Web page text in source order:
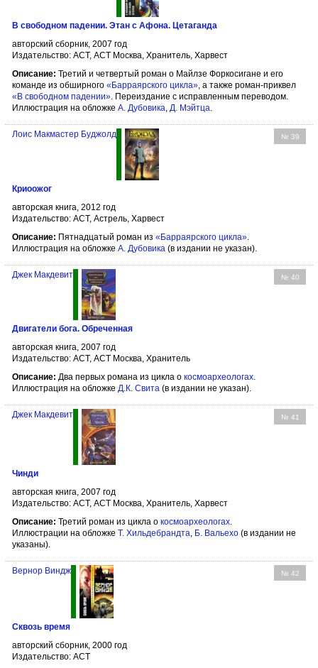
В свободном падении. Этан с Афона. Цетаганда
авторский сборник, 2007 год
Издательство: АСТ, АСТ Москва, Хранитель, Харвест
Описание: Третий и четвертый роман о Майлзе Форкосигане и его
команде из обширного «Барраярского цикла» , а также роман-приквел
«В свободном падении» . Переиздание с исправленным переводом.
Иллюстрация на обложке А. Дубовика Д. Мэйтца
№ 39
Лоис Макмастер Буджолд
Криоожог
авторская книга, 2012 год
Издательство: АСТ, Астрель, Харвест
Описание: Пятнадцатый роман из «Барраярского цикла».
Иллюстрация на обложке А. Дубовика (в издании не указан).
№ 40
Джек Макдевит
Двигатели бога. Обреченная
авторская книга, 2007 год
Издательство: АСТ, АСТ Москва, Хранитель
Описание: Два первых романа из цикла о космоархеологах.
Иллюстрация на обложке Д.К. Свита (в издании не указан).
№ 41
Джек Макдевит
Чинди
авторская книга, 2007 год
Издательство: АСТ, АСТ Москва, Хранитель, Харвест
Описание: Третий роман из цикла о космоархеологах.
Иллюстрации на обложке Т. Хильдебрандта, Б. Вальехо (в издании не
указаны).
№ 42
Вернор Виндж
Сквозь время
авторский сборник, 2000 год
Издательство: АСТ